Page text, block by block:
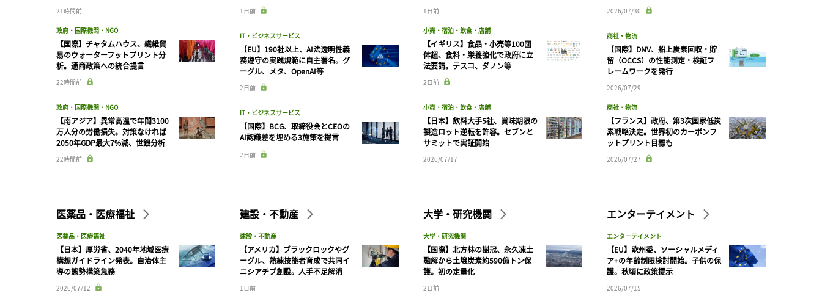
21時間前
政府・国際機関・NGO
【国際】チャタムハウス、繊維貿
易のウォーターフットプリント分
析。通商政策への統合提言
22時間前
政府・国際機関・NGO
【南アジア】異常高温で年間3100
万人分の労働損失。対策なければ
2050年GDP最大7%減、世銀分析
22時間前
1日前
IT・ビジネスサービス
【EU】190社以上、AI法透明性義
務遵守の実践規範に自主署名。グ
ーグル、メタ、OpenAI等
2日前
IT・ビジネスサービス
【国際】BCG、取締役会とCEOの
AI認識差を埋める3施策を提言
2日前
1日前
小売・宿泊・飲食・店舗
【イギリス】食品・小売等100団
体超、食料・栄養強化で政府に立
法要請。テスコ、ダノン等
2日前
小売・宿泊・飲食・店舗
【日本】飲料大手5社、賞味期限の
製造ロット逆転を許容。セブンと
サミットで実証開始
2026/07/17
2026/07/30
商社・物流
【国際】DNV、船上炭素回収・貯
留（OCCS）の性能測定・検証フ
レームワークを発行
2026/07/29
商社・物流
【フランス】政府、第3次国家低炭
素戦略決定。世界初のカーボンフ
ットプリント目標も
2026/07/27
医薬品・医療福祉
医薬品・医療福祉
【日本】厚労省、2040年地域医療
構想ガイドライン発表。自治体主
導の態勢構築急務
2026/07/12
建設・不動産
建設・不動産
【アメリカ】ブラックロックやグ
ーグル、熟練技能者育成で共同イ
ニシアチブ創設。人手不足解消
1日前
大学・研究機関
大学・研究機関
【国際】北方林の樹冠、永久凍土
融解から土壌炭素約590億トン保
護。初の定量化
2日前
エンターテイメント
エンターテイメント
【EU】欧州委、ソーシャルメディ
ア+の年齢制限検討開始。子供の保
護。秋頃に政策提示
2026/07/15